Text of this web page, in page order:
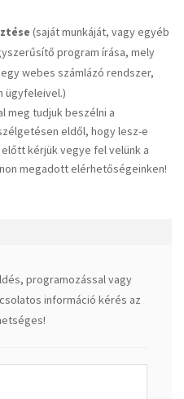
(saját munkáját, vagy egyéb
program írása, mely
webes számlázó rendszer,
ügyfeleivel.)
meg tudjuk beszélni a
eldől, hogy lesz-e
kérjük vegye fel velünk a
megadott elérhetőségeinken!
programozással vagy
információ kérés az